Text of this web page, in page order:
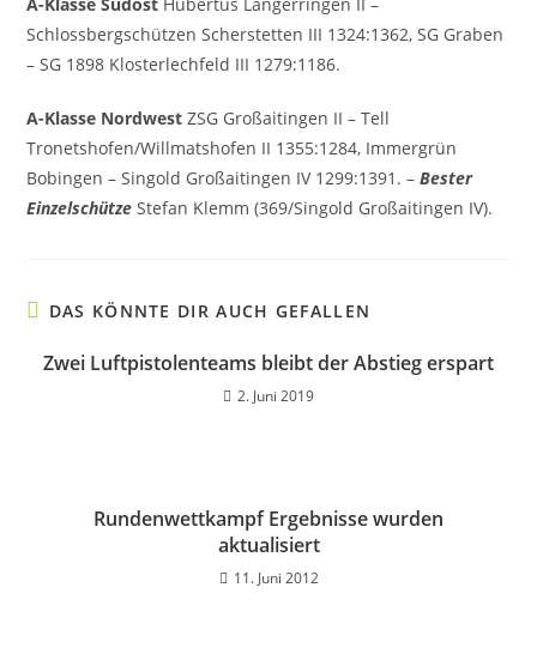
Schlossbergschützen Scherstetten III 1324:1362, SG Graben
– SG 1898 Klosterlechfeld III 1279:1186.
A-Klasse Nordwest ZSG Großaitingen II – Tell
Tronetshofen/Willmatshofen II 1355:1284, Immergrün
Bobingen – Singold Großaitingen IV 1299:1391. –Bester
Einzelschütze Stefan Klemm (369/Singold Großaitingen IV).
DAS KÖNNTE DIR AUCH GEFALLEN
Zwei Luftpistolenteams bleibt der Abstieg erspart
2. Juni 2019
Rundenwettkampf Ergebnisse wurden
aktualisiert
11. Juni 2012